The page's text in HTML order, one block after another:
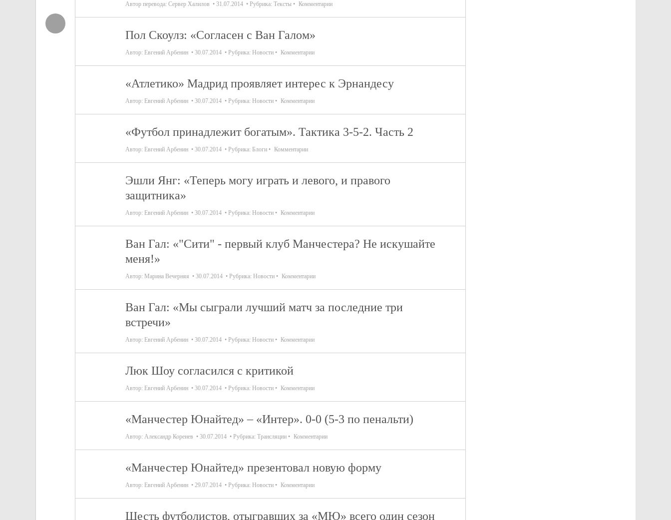
Автор перевода: Сервер Халилов 31.07.2014 Рубрика: Тексты Комментарии
Пол Скоулз: «Согласен с Ван Галом»
Автор: Евгений Арбенин 30.07.2014 Рубрика: Новости Комментарии
«Атлетико» Мадрид проявляет интерес к Эрнандесу
Автор: Евгений Арбенин 30.07.2014 Рубрика: Новости Комментарии
«Футбол принадлежит богатым». Тактика 3-5-2. Часть 2
Автор: Евгений Арбенин 30.07.2014 Рубрика: Блоги Комментарии
Эшли Янг: «Теперь могу играть и левого, и правого
защитника»
Автор: Евгений Арбенин 30.07.2014 Рубрика: Новости Комментарии
Ван Гал: «"Сити" - первый клуб Манчестера? Не искушайте
меня!»
Автор: Марина Вечерняя 30.07.2014 Рубрика: Новости Комментарии
Ван Гал: «Мы сыграли лучший матч за последние три
встречи»
Автор: Евгений Арбенин 30.07.2014 Рубрика: Новости Комментарии
Люк Шоу согласился с критикой
Автор: Евгений Арбенин 30.07.2014 Рубрика: Новости Комментарии
«Манчестер Юнайтед» – «Интер». 0-0 (5-3 по пенальти)
Автор: Александр Коренев 30.07.2014 Рубрика: Трансляции Комментарии
«Манчестер Юнайтед» презентовал новую форму
Автор: Евгений Арбенин 29.07.2014 Рубрика: Новости Комментарии
Шесть футболистов, отыгравших за «МЮ» всего один сезон